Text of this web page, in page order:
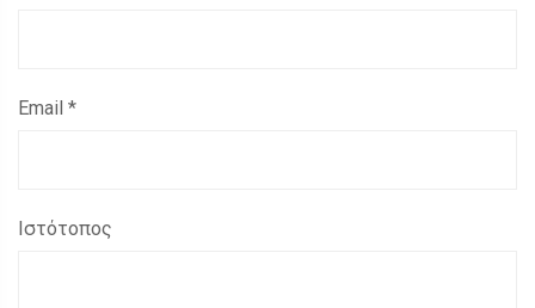
Email *
Ιστότοπος